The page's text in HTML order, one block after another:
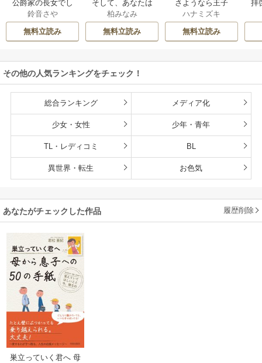
公爵家の長女でし
た
鈴音さや
無料立読み
そして、あなたは
私を捨てる
柏みなみ
無料立読み
さようなら王子
様、どうか私のこ
とは忘れてくださ
い
ハナミズキ
無料立読み
拝
その他の人気ランキングをチェック！
総合ランキング メディア化
少女・女性 少年・青年
TL・レディコミ BL
異世界・転生 お色気
あなたがチェックした作品 履歴削除
巣立っていく君へ 母